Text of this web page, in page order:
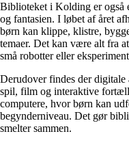
Biblioteket i Kolding er også
og fantasien. I løbet af året
børn kan klippe, klistre,
temaer. Det kan være alt fra
små robotter eller
Derudover findes der
spil, film og interaktive
computere, hvor børn kan
begynderniveau. Det gør
smelter sammen.